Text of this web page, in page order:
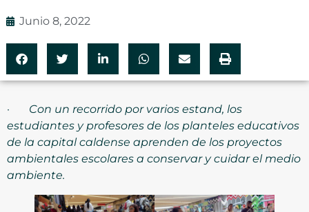
Junio 8, 2022
· Con un recorrido por varios estand, los
estudiantes y profesores de los planteles educativos
de la capital caldense aprenden de los proyectos
ambientales escolares a conservar y cuidar el medio
ambiente.